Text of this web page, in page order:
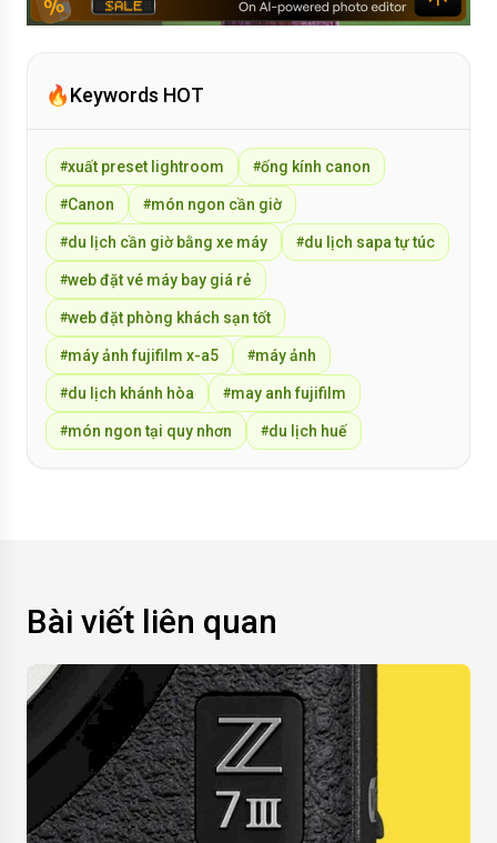
🔥Keywords HOT
#xuất preset lightroom #ống kính canon
#Canon #món ngon cần giờ
#du lịch cần giờ bằng xe máy #du lịch sapa tự túc
#web đặt vé máy bay giá rẻ
#web đặt phòng khách sạn tốt
#máy ảnh fujifilm x-a5 #máy ảnh
#du lịch khánh hòa #may anh fujifilm
#món ngon tại quy nhơn #du lịch huế
Bài viết liên quan